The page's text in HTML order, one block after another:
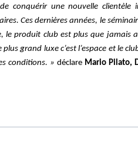
conquérir une nouvelle clientèle
Ces dernières années, le
le produit club est plus que jamais
grand luxe c’est l’espace et le
conditions. » déclare Mario Pilato,